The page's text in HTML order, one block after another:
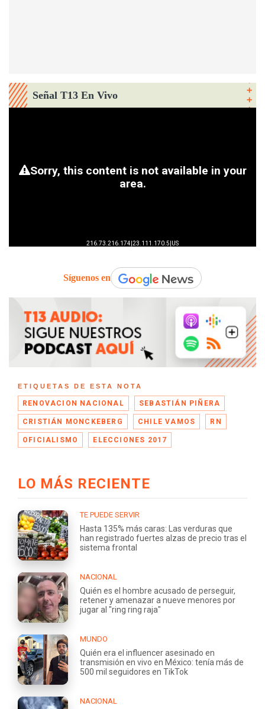
Señal T13 En Vivo
Síguenos en
ETIQUETAS DE ESTA NOTA
RENOVACION NACIONAL SEBASTIÁN PIÑERA
CRISTIÁN MONCKEBERG CHILE VAMOS RN
OFICIALISMO ELECCIONES 2017
LO MÁS RECIENTE
TE PUEDE SERVIR
Hasta 135% más caras: Las verduras que
han registrado fuertes alzas de precio tras el
sistema frontal
NACIONAL
Quién es el hombre acusado de perseguir,
retener y amenazar a nueve menores por
jugar al "ring ring raja"
MUNDO
Quién era el influencer asesinado en
transmisión en vivo en México: tenía más de
500 mil seguidores en TikTok
NACIONAL